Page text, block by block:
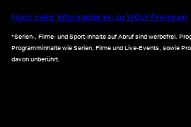
Noch mehr Informationen zu WOW Premium
*Serien-, Filme- und Sport-Inhalte auf Abruf sind werbefrei.
Programminhalte wie Serien, Filme und Live-Events, sowie
davon unberührt.